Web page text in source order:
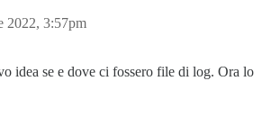
2022, 3:57pm
idea se e dove ci fossero file di log. Ora lo